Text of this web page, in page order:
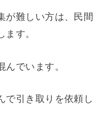
が難しい方は、民間
す。
でいます。
で引き取りを依頼し